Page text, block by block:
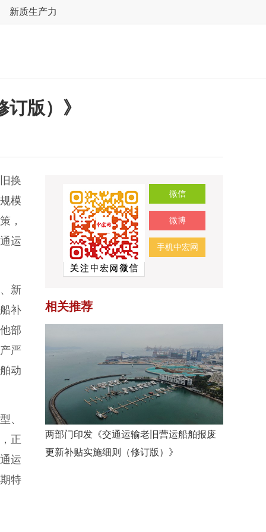
新质生产力
版）》
换
模
，
运
新
补
部
严
动
、
正
运
特
微信
微博
手机中宏网
相关推荐
两部门印发《交通运输老旧营运船舶报废
更新补贴实施细则（修订版）》